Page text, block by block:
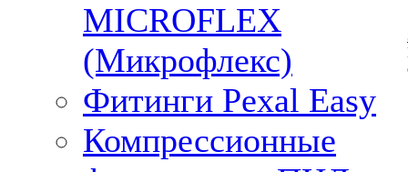
MICROFLEX
(Микрофлекс)
Фитинги Pexal Easy
Компрессионные